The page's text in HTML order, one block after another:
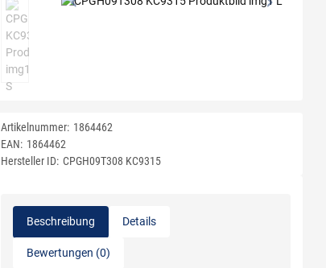
Artikelnummer: 1864462
EAN: 1864462
Hersteller ID: CPGH09T308 KC9315
Beschreibung Details
Bewertungen (0)